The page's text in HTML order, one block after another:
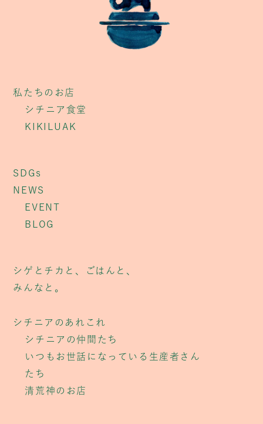
私たちのお店
シチニア食堂
KIKILUAK
SDGs
NEWS
EVENT
BLOG
シゲとチカと、ごはんと、
みんなと。
シチニアのあれこれ
シチニアの仲間たち
いつもお世話になっている生産者さん
たち
清荒神のお店